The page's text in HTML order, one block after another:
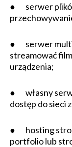
● serwer
● serwer
streamować
urządzenia;
● własny
dostęp do sieci
● hosting stron
portfolio lub